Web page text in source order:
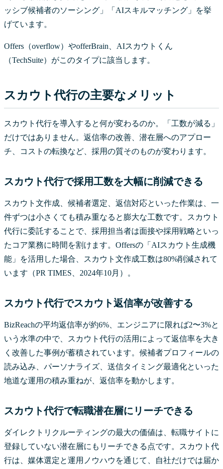
ッシブ候補者のソーシング」「AIスキルマッチング」を挙
げています。
Offers（overflow）やofferBrain、AIスカウトくん
（TechSuite）がこのタイプに該当します。
スカウト代行の主要なメリット
スカウト代行を導入すると何が変わるのか。「工数が減る」
だけではありません。返信率の改善、潜在層へのアプロー
チ、コストの転換など、採用の質そのものが変わります。
スカウト代行で採用工数を大幅に削減できる
スカウト文作成、候補者選定、返信対応といった作業は、一
件ずつは小さくても積み重なると膨大な工数です。スカウト
代行に委託することで、採用担当者は面接や採用戦略といっ
たコア業務に時間を割けます。Offersの「AIスカウト生成機
能」を活用した場合、スカウト文作成工数は80%削減されて
います（PR TIMES、2024年10月）。
スカウト代行でスカウト返信率が改善する
BizReachの平均返信率が約6%、エンジニアに限れば2〜3%と
いう水準の中で、スカウト代行の活用によって返信率を大き
く改善した事例が蓄積されています。候補者プロフィールの
読み込み、パーソナライズ、送信タイミング最適化といった
地道な運用の積み重ねが、返信率を動かします。
スカウト代行で転職潜在層にリーチできる
ダイレクトリクルーティングの最大の価値は、転職サイトに
登録していない潜在層にもリーチできる点です。スカウト代
行は、媒体選定と運用ノウハウを通じて、自社だけでは届か